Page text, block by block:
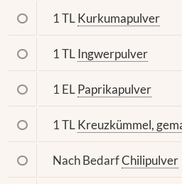
1 TLKurkumapulver
1 TLIngwerpulver
1 ELPaprikapulver
1 TLKreuzkümmel,
Nach BedarfChilipulver